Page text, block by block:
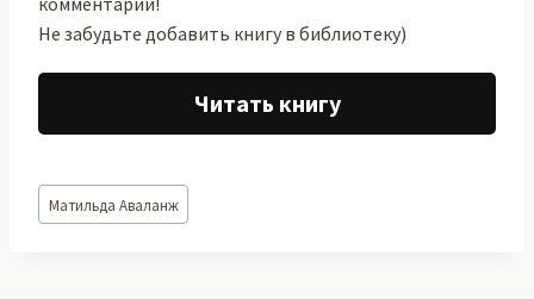
Не забудьте добавить книгу в библиотеку)
Читать книгу
Метки
записи:
Матильда Аваланж